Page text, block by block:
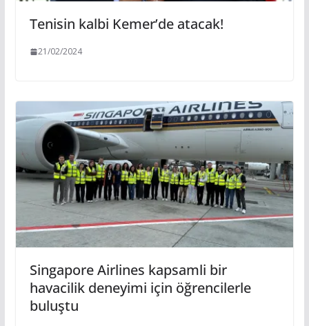
Tenisin kalbi Kemer’de atacak!
21/02/2024
Singapore Airlines kapsamli bir
havacilik deneyimi için öğrencilerle
buluştu